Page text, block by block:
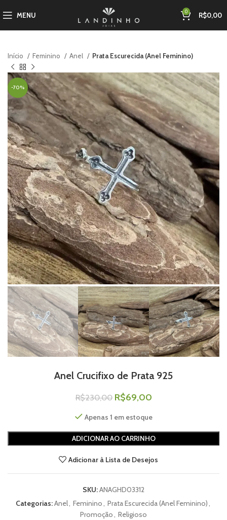
MENU 0 R$0,00
Início Feminino Anel Prata Escurecida (Anel Feminino)
-70%
Anel Crucifixo de Prata 925
R$230,00 R$69,00
Apenas 1 em estoque
ADICIONAR AO CARRINHO
Adicionar à Lista de Desejos
SKU:ANAGHD03312
Categorias:Anel, Feminino, Prata Escurecida (Anel Feminino),
Promoção, Religioso